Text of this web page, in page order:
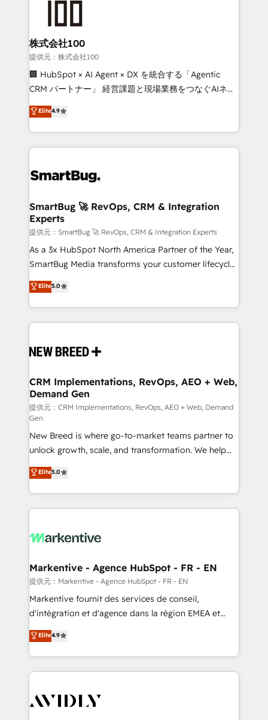
and build AI-powered workflows that drive adoption
from week one, in your time zone. What we do ➤
Onboarding: Live in weeks, with workflows built
around your business, not a template. ➤ Migration:
Move from any legacy CRM. Zero downtime, full data
run your revenue process. Sales, marketing, and
service wired together. ➤ AI and Integrations: Layer
tune-ups, feature rollouts, adoption coaching. Buying
HubSpot, switching to it, or reviving a stale portal?
We are built for the work.
株式会社100
提供元：株式会社100
🏢 HubSpot × AI Agent × DX を統合する「Agentic
CRM パートナー」 経営課題と現場業務をつなぐAIネイ
ティブ・エージェンシーとして、HubSpot Eliteの実装
力で顧客フロント業務を再設計します。 💡 100inc は何
をする会社か？ HubSpotを共通基盤に、AIエージェン
トを組み込んだ顧客フロント業務（マーケティング・営
ィブ・エージェンシーです。事業部・グループ会社・部
を、CRMを軸とした全社共通基盤に再構築します。意
思決定者・PMO・現場担当者に並走します。 1️⃣
HubSpot導入・活用支援 顧客データの一元化から、
GTMの見える化・自動化まで。全Hub統合運用、デー
タ品質設計、グループ横断のCRM統合に対応します。
の一部をAIが自律実行する組織への移行を設計・実装。
Breeze・Claude等をHubSpotと連携させ、役割定義・
革を、構想から実装・定着までPMOとして主導。「設
の統合・浸透・変革管理を実行します。 ▸ CMS戦略設
計・構築：リード獲得・CVR・SEOを前提にした情報設
計・導線設計・テンプレート設計をContent Hubで一体
提供。 ▸ 既存CRM・MAからの移行支援：Salesforce・
Marketo・Pardot等からの移行、カスタム設計、履歴
データ移行と活用設計まで。 ▸ AEO対応：ChatGPT・
ンツとサイト構造を最適化。 🏆 なぜ100incを選ぶの
か？ ✓ HubSpot Eliteパートナー認定 ✓ HubSpotアワ
ード受賞・HUGリーダー ✓ ISO27001:2022 /
HubSpot大百科 出版 CRM・AI活用に関するご相談、現
せください。
Elite4.9
SmartBug 🚀 RevOps, CRM & Integration
Experts
提供元：SmartBug 🚀 RevOps, CRM & Integration Experts
As a 3x HubSpot North America Partner of the Year,
SmartBug Media transforms your customer lifecycle
into a revenue engine. Our unified ecosystem
includes specialized divisions Globalia (AI &
Software) and Point Success Media (Paid Media),
making this the official home for all three brands. 🔄
and system integrations powered by Globalia’s
trainers to drive platform adoption. 📈 Revenue
Generation - Full-funnel marketing and high-
performance advertising via Point Success Media. -
Expert deployment of Breeze AI and custom agents
to automate growth. 🏆 Elite Excellence - 8 platform
accreditations and deep HIPAA-compliance
expertise. - A team of 250+ experts dedicated to
your resilient growth.
Elite5.0
CRM Implementations, RevOps, AEO + Web,
Demand Gen
提供元：CRM Implementations, RevOps, AEO + Web, Demand
Gen
New Breed is where go-to-market teams partner to
unlock growth, scale, and transformation. We help
companies activate HubSpot’s AI-powered
customer platform and operationalize HubSpot’s
Loop Marketing framework through expert-led
services, smart agents, and purpose-built apps,
results, fast. ⚙️CRM & RevOps: Align all Hubs to your
🎯Demand Gen & ABM: Drive pipeline with inbound,
ABM, AEO, SEO, & paid media. 👩‍💻Web Design:
Build high-performing websites with UX, messaging,
& conversion strategy that drive results. 🤖AI
AI, & maximize AEO with tailored AI services. 🧩
Integrations: Extend HubSpot with custom
Elite5.0
Markentive - Agence HubSpot - FR - EN
提供元：Markentive - Agence HubSpot - FR - EN
Markentive fournit des services de conseil,
d'intégration et d'agence dans la région EMEA et
North America. Avec plus de 115 experts en
marketing automation, Growth, Revops, CRM et
webdesign. Markentive is both a consulting firm, a
digital agency and an integrator. With over 115
CRM and webdesign (We focus on EMEA - USA
Elite4.9